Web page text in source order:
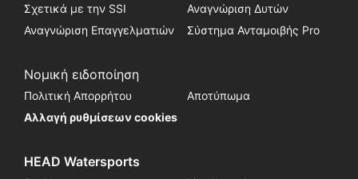
Σχετικά με την SSI
Αναγνώριση Δυτών
Αναγνώριση Επαγγελματιών
Σύστημα Ανταμοιβής Pro
Νομική ειδοποίηση
Πολιτική Απορρήτου
Αποτύπωμα
Αλλαγή ρυθμίσεων cookies
HEAD Watersports